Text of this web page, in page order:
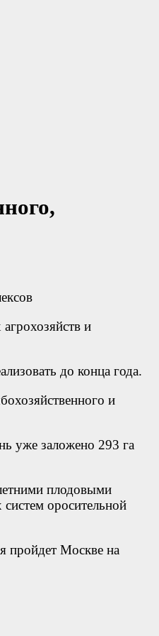
и
до конца года.
и
уже заложено 293 га
плодовыми
оросительной
пройдет Москве на